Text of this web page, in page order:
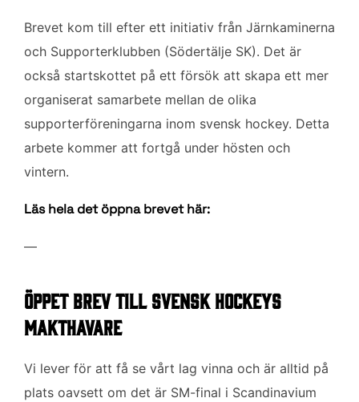
Brevet kom till efter ett initiativ från Järnkaminerna
och Supporterklubben (Södertälje SK). Det är
också startskottet på ett försök att skapa ett mer
organiserat samarbete mellan de olika
supporterföreningarna inom svensk hockey. Detta
arbete kommer att fortgå under hösten och
vintern.
Läs hela det öppna brevet här:
—
Öppet brev till svensk hockeys
makthavare
Vi lever för att få se vårt lag vinna och är alltid på
plats oavsett om det är SM-final i Scandinavium